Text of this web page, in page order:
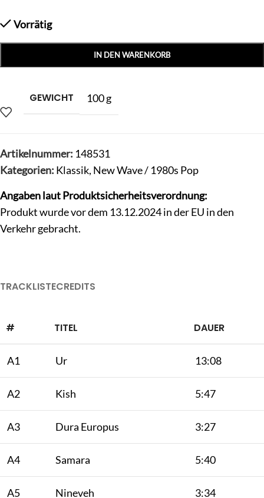
Vorrätig
IN DEN WARENKORB
GEWICHT 100 g
Artikelnummer: 148531
Kategorien: Klassik, New Wave / 1980s Pop
Angaben laut Produktsicherheitsverordnung:
Produkt wurde vor dem 13.12.2024 in der EU in den
Verkehr gebracht.
TRACKLISTECREDITS
# TITEL DAUER
A1 Ur 13:08
A2 Kish 5:47
A3 Dura Europus 3:27
A4 Samara 5:40
A5 Nineveh 3:34